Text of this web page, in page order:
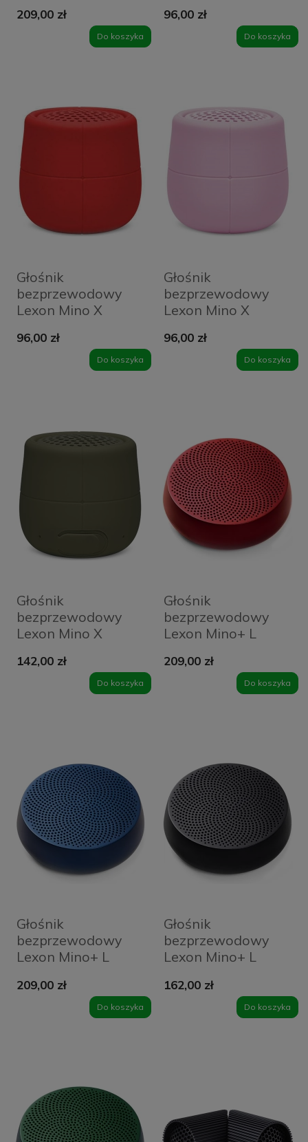
209,00 zł
Do koszyka
96,00 zł
Do koszyka
Głośnik
bezprzewodowy
Lexon Mino X
96,00 zł
Do koszyka
Głośnik
bezprzewodowy
Lexon Mino X
Pink
96,00 zł
Do koszyka
Głośnik
bezprzewodowy
Lexon Mino X
142,00 zł
Do koszyka
Głośnik
bezprzewodowy
Lexon Mino+ L
209,00 zł
Do koszyka
Głośnik
bezprzewodowy
Lexon Mino+ L
Blue
209,00 zł
Do koszyka
Głośnik
bezprzewodowy
Lexon Mino+ L
Grey
162,00 zł
Do koszyka